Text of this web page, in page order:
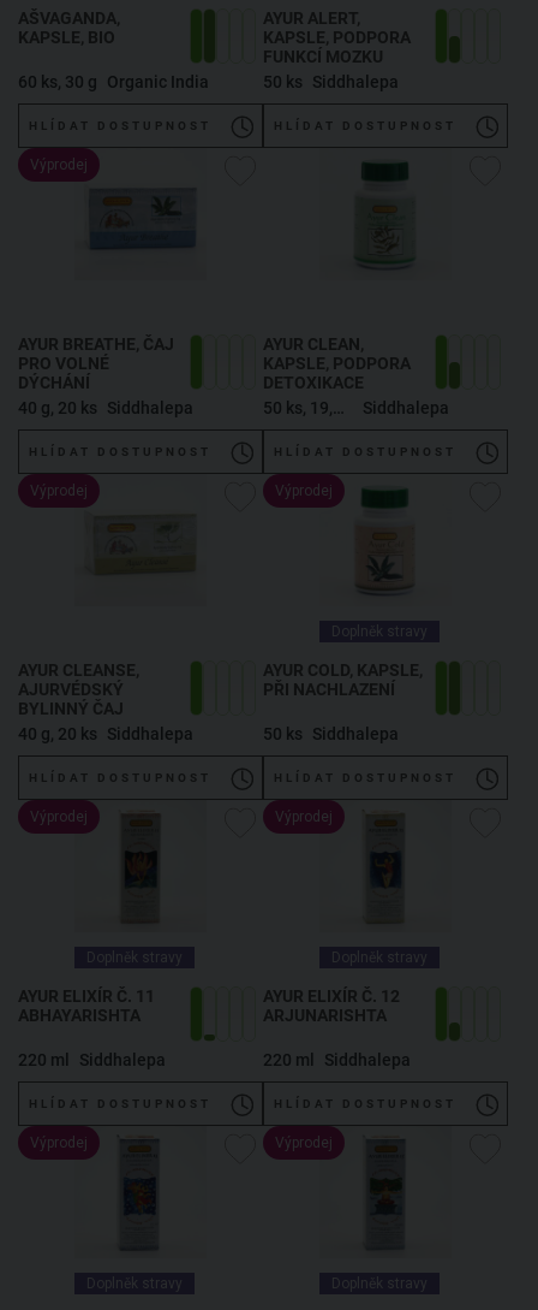
AŠVAGANDA,
KAPSLE, BIO
60 ks, 30 g Organic India
HLÍDAT DOSTUPNOST
AYUR ALERT,
KAPSLE, PODPORA
FUNKCÍ MOZKU
50 ks
Siddhalepa
HLÍDAT DOSTUPNOST
Výprodej
AYUR BREATHE, ČAJ
PRO VOLNÉ
DÝCHÁNÍ
40 g, 20 ks
Siddhalepa
HLÍDAT DOSTUPNOST
AYUR CLEAN,
KAPSLE, PODPORA
DETOXIKACE
Siddhalepa
HLÍDAT DOSTUPNOST
Výprodej
AYUR CLEANSE,
AJURVÉDSKÝ
BYLINNÝ ČAJ
40 g, 20 ks
Siddhalepa
HLÍDAT DOSTUPNOST
Výprodej
Doplněk stravy
AYUR COLD, KAPSLE,
PŘI NACHLAZENÍ
50 ks Siddhalepa
HLÍDAT DOSTUPNOST
Výprodej
Doplněk stravy
AYUR ELIXÍR Č. 11
ABHAYARISHTA
220 ml Siddhalepa
HLÍDAT DOSTUPNOST
Výprodej
Doplněk stravy
AYUR ELIXÍR Č. 12
ARJUNARISHTA
220 ml Siddhalepa
HLÍDAT DOSTUPNOST
Výprodej
Doplněk stravy
Výprodej
Doplněk stravy